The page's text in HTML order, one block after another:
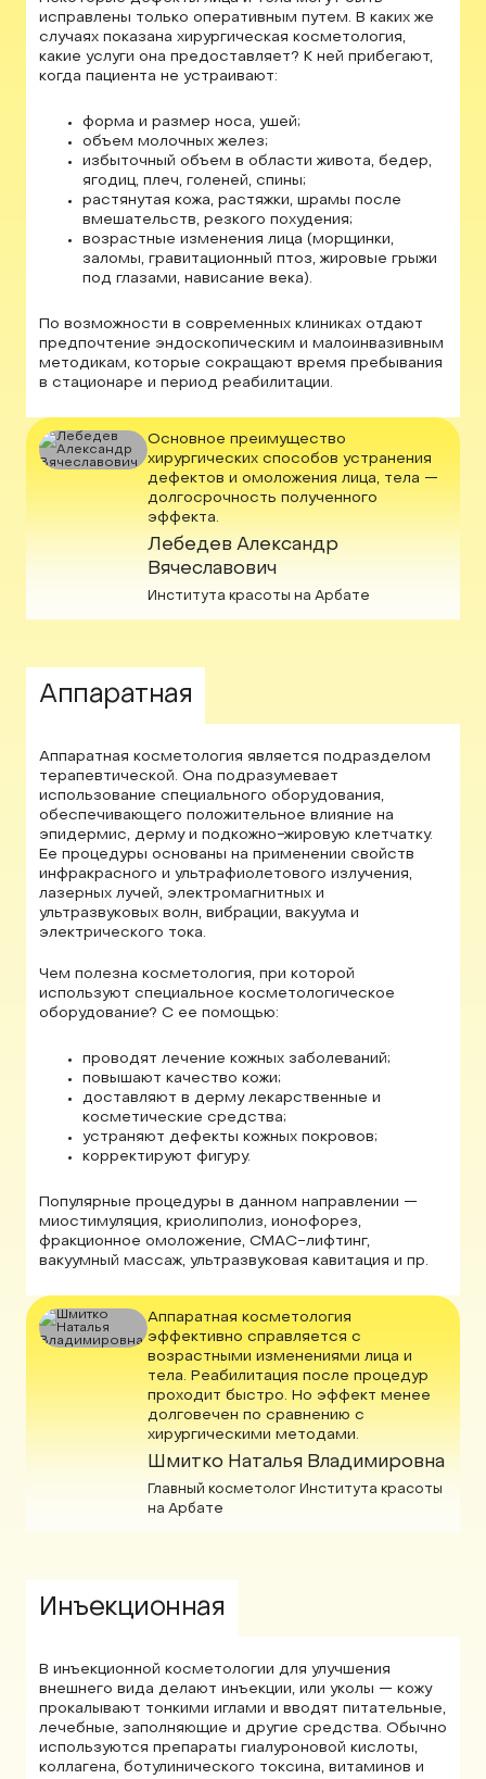
исправлены только оперативным путем. В каких же
случаях показана хирургическая косметология,
какие услуги она предоставляет? К ней прибегают,
когда пациента не устраивают:
форма и размер носа, ушей;
объем молочных желез;
избыточный объем в области живота, бедер,
ягодиц, плеч, голеней, спины;
растянутая кожа, растяжки, шрамы после
вмешательств, резкого похудения;
возрастные изменения лица (морщинки,
заломы, гравитационный птоз, жировые грыжи
под глазами, нависание века).
По возможности в современных клиниках отдают
предпочтение эндоскопическим и малоинвазивным
методикам, которые сокращают время пребывания
в стационаре и период реабилитации.
Основное преимущество
хирургических способов устранения
дефектов и омоложения лица, тела —
долгосрочность полученного
эффекта.
Лебедев Александр
Вячеславович
Института красоты на Арбате
04
Аппаратная
Аппаратная косметология является подразделом
терапевтической. Она подразумевает
использование специального оборудования,
обеспечивающего положительное влияние на
эпидермис, дерму и подкожно-жировую клетчатку.
Ее процедуры основаны на применении свойств
инфракрасного и ультрафиолетового излучения,
лазерных лучей, электромагнитных и
ультразвуковых волн, вибрации, вакуума и
электрического тока.
Чем полезна косметология, при которой
используют специальное косметологическое
оборудование? С ее помощью:
проводят лечение кожных заболеваний;
повышают качество кожи;
доставляют в дерму лекарственные и
косметические средства;
устраняют дефекты кожных покровов;
корректируют фигуру.
Популярные процедуры в данном направлении —
миостимуляция, криолиполиз, ионофорез,
фракционное омоложение, СМАС-лифтинг,
вакуумный массаж, ультразвуковая кавитация и пр.
Аппаратная косметология
эффективно справляется с
возрастными изменениями лица и
тела. Реабилитация после процедур
проходит быстро. Но эффект менее
долговечен по сравнению с
хирургическими методами.
Шмитко Наталья Владимировна
Главный косметолог Института красоты
на Арбате
05
Инъекционная
В инъекционной косметологии для улучшения
внешнего вида делают инъекции, или уколы — кожу
прокалывают тонкими иглами и вводят питательные,
лечебные, заполняющие и другие средства. Обычно
используются препараты гиалуроновой кислоты,
коллагена, ботулинического токсина, витаминов и